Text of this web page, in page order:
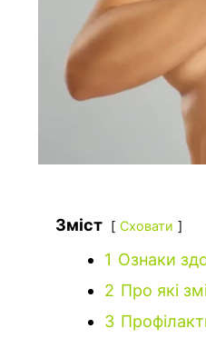
Зміст Сховати
1 Ознаки
2 Про які
3